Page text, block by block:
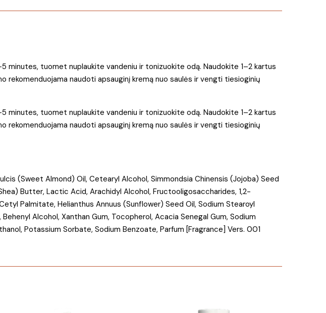
minutes, tuomet nuplaukite vandeniu ir tonizuokite odą. Naudokite 1–2 kartus
rekomenduojama naudoti apsauginį kremą nuo saulės ir vengti tiesioginių
minutes, tuomet nuplaukite vandeniu ir tonizuokite odą. Naudokite 1–2 kartus
rekomenduojama naudoti apsauginį kremą nuo saulės ir vengti tiesioginių
(Sweet Almond) Oil, Cetearyl Alcohol, Simmondsia Chinensis (Jojoba) Seed
Butter, Lactic Acid, Arachidyl Alcohol, Fructooligosaccharides, 1,2-
Palmitate, Helianthus Annuus (Sunflower) Seed Oil, Sodium Stearoyl
Alcohol, Xanthan Gum, Tocopherol, Acacia Senegal Gum, Sodium
Potassium Sorbate, Sodium Benzoate, Parfum [Fragrance] Vers. 001